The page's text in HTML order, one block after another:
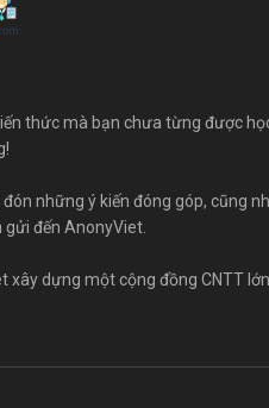
thức mà bạn chưa từng được
những ý kiến đóng góp, cũng
gửi đến AnonyViet.
xây dựng một cộng đồng CNTT lớn